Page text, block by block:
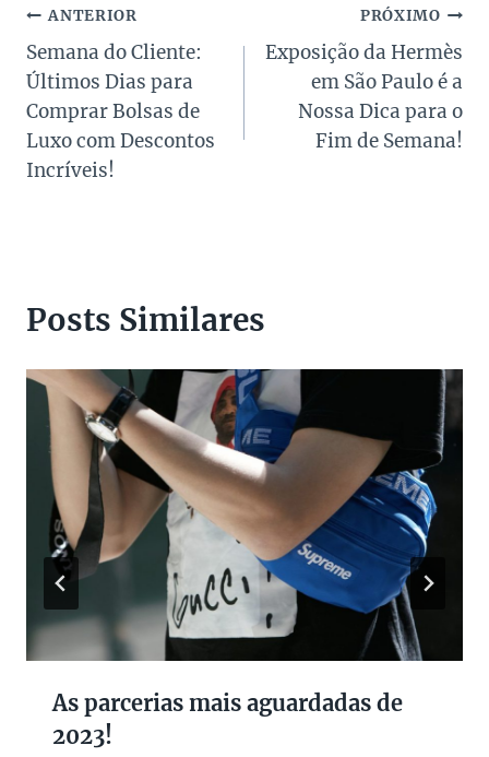
Navegação
de
Post
ANTERIOR
Semana do Cliente:
Últimos Dias para
Comprar Bolsas de
Luxo com Descontos
Incríveis!
PRÓXIMO
Exposição da Hermès
em São Paulo é a
Nossa Dica para o
Fim de Semana!
Posts Similares
As parcerias mais aguardadas de
2023!